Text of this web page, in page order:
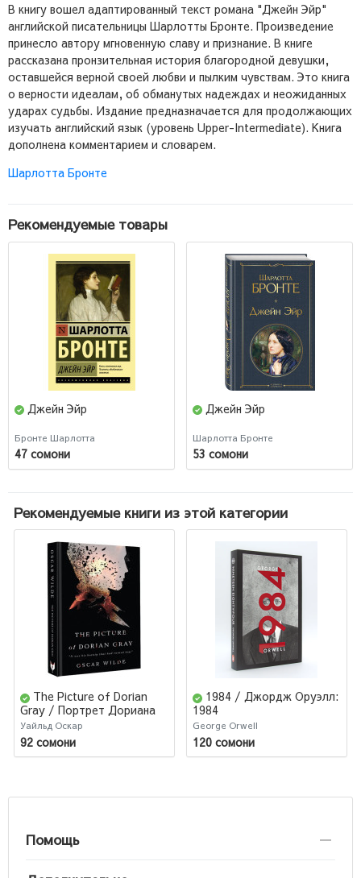
В книгу вошел адаптированный текст романа "Джейн Эйр"
английской писательницы Шарлотты Бронте. Произведение
принесло автору мгновенную славу и признание. В книге
рассказана пронзительная история благородной девушки,
оставшейся верной своей любви и пылким чувствам. Это книга
о верности идеалам, об обманутых надеждах и неожиданных
ударах судьбы. Издание предназначается для продолжающих
изучать английский язык (уровень Upper-Intermediate). Книга
дополнена комментарием и словарем.
Шарлотта Бронте
Рекомендуемые товары
Джейн Эйр
Бронте Шарлотта
47 сомони
Джейн Эйр
Шарлотта Бронте
53 сомони
Рекомендуемые книги из этой категории
The Picture of Dorian
Gray / Портрет Дориана
Грея
Уайльд Оскар
92 сомони
1984 / Джордж Оруэлл:
1984
George Orwell
120 сомони
Помощь